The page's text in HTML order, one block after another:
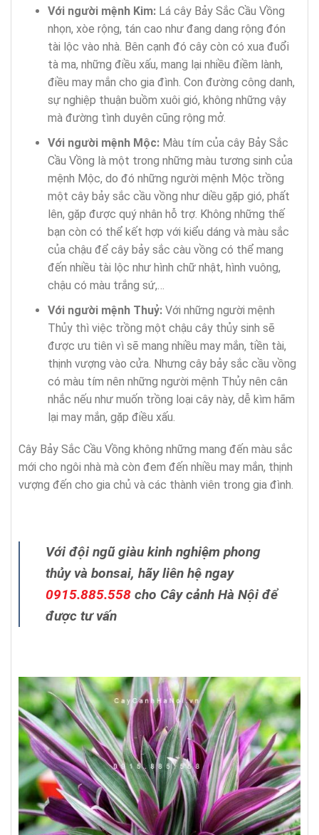
Với người mệnh Kim:Lá cây Bảy Sắc Cầu Vồng
nhọn, xòe rộng, tán cao như đang dang rộng đón
tài lộc vào nhà. Bên cạnh đó cây còn có xua đuổi
tà ma, những điều xấu, mang lại nhiều điềm lành,
điều may mắn cho gia đình. Con đường công danh,
sự nghiệp thuận buồm xuôi gió, không những vậy
mà đường tình duyên cũng rộng mở.
Với người mệnh Mộc:Màu tím của cây Bảy Sắc
Cầu Vồng là một trong những màu tương sinh của
mệnh Mộc, do đó những người mệnh Mộc trồng
một cây bảy sắc cầu vồng như diều gặp gió, phất
lên, gặp được quý nhân hỗ trợ. Không những thế
bạn còn có thể kết hợp với kiểu dáng và màu sắc
của chậu để cây bảy sắc càu vồng có thể mang
đến nhiều tài lộc như hình chữ nhật, hình vuông,
chậu có màu trắng sứ,…
Với người mệnh Thuỷ:Với những người mệnh
Thủy thì việc trồng một chậu cây thủy sinh sẽ
được ưu tiên vì sẽ mang nhiều may mắn, tiền tài,
thịnh vượng vào cửa. Nhưng cây bảy sắc cầu vồng
có màu tím nên những người mệnh Thủy nên cân
nhắc nếu như muốn trồng loại cây này, dễ kìm hãm
lại may mắn, gặp điều xấu.
Cây Bảy Sắc Cầu Vồng không những mang đến màu sắc
mới cho ngôi nhà mà còn đem đến nhiều may mắn, thịnh
vượng đến cho gia chủ và các thành viên trong gia đình.
Với đội ngũ giàu kinh nghiệm phong
thủy và bonsai, hãy liên hệ ngay
0915.885.558 cho Cây cảnh Hà Nội để
được tư vấn